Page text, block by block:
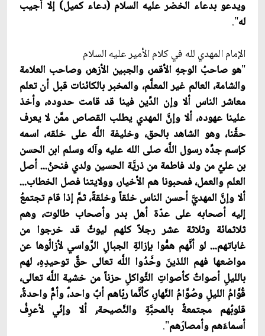
ويدعو بدعاء الخضر عليه السلام (دعاء كميل) إلا أجيب
له".
الإمام المهدي لله في كلام الأمير عليه السلام
"هو صاحبُ الوجهِ الأقمر، والجبين الأزهر، وصاحب العلامة
والشامة، العالم غير المعلَّم، والمخبر بالكائنات قبل أن تعلم
معاشر الناس ألا وإن الدِّين فينا قد قامت حدوده، وأخذ
علينا عهوده، ألا وإنّ‏َ المهدي يطلب القصاص ممَّن لا يعرف
حقَّنا، وهو الشاهد بالحق، وخليفة اللَّه على خلقه، اسمه
كإسم جدِّه رسول اللَّه صلى الله عليه وآله وسلم ابن الحسن
بن عليّ‏ِ من ولد فاطمة من ذريَّة الحسين ولدي فنحنُ... أصل
العلم والعمل، فمحبونا هم الأخيار، وولايتنا فصل الخطاب...
ألا وإنّ‏َ المهديّ‏َ أحسن الناس خلقاً وخلقةً، ثمّ‏َ إذا قام تجتمعُ
إليه أصحابه على عدّة أهل بدر وأصحاب طالوت، وهم
ثلاثمائة وثلاثة عشر رجلاً كلهم ليوثٌ قد خرجوا من
غاباتهم... لو أنَّهم همُّوا بإزالةِ الجبالِ الرَّواسي لأزالُوها عن
مواضعها فهم اللذينَ وحَّدُوا اللَّه تعالى حقّ‏َ توحيدِهِ، لهم
بالليلِ أصواتٌ كأصواتِ الثَّواكلِ حزناً من خشية اللَّه تعالى،
قُوَّامُ الليلِ وصُوَّامُ النَّهارِ، كأنَّما ربّاهم أبٌ واحد،ٌ وأمّ‏ٌ واحدةٌ،
قلوبُهم مجتمعةٌ بالمحبَّةِ والنَّصيحة،ِ ألا وإنّي لأعرِفُ
أسماءَهم وأمصارَهم".